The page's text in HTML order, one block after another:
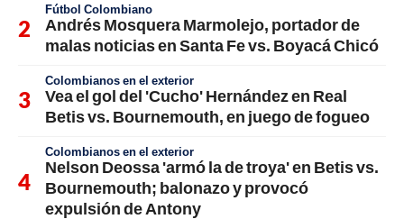
Fútbol Colombiano
Andrés Mosquera Marmolejo, portador de
malas noticias en Santa Fe vs. Boyacá Chicó
Colombianos en el exterior
Vea el gol del 'Cucho' Hernández en Real
Betis vs. Bournemouth, en juego de fogueo
Colombianos en el exterior
Nelson Deossa 'armó la de troya' en Betis vs.
Bournemouth; balonazo y provocó
expulsión de Antony